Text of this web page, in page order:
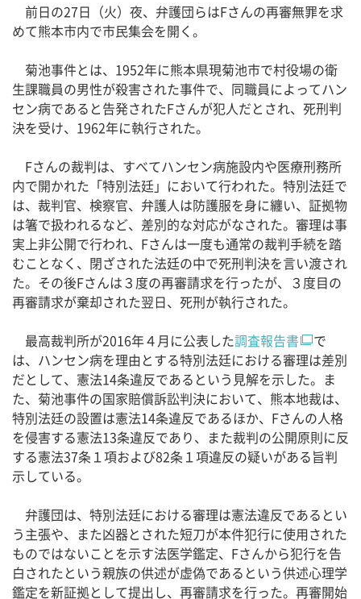
前日の27日（火）夜、弁護団らはFさんの再審無罪を求
めて熊本市内で市民集会を開く。
菊池事件とは、1952年に熊本県現菊池市で村役場の衛
生課職員の男性が殺害された事件で、同職員によってハン
セン病であると告発されたFさんが犯人だとされ、死刑判
決を受け、1962年に執行された。
Fさんの裁判は、すべてハンセン病施設内や医療刑務所
内で開かれた「特別法廷」において行われた。特別法廷で
は、裁判官、検察官、弁護人は防護服を身に纏い、証拠物
は箸で扱われるなど、差別的な対応がなされた。審理は事
実上非公開で行われ、Fさんは一度も通常の裁判手続を踏
むことなく、閉ざされた法廷の中で死刑判決を言い渡され
た。その後Fさんは３度の再審請求を行ったが、３度目の
再審請求が棄却された翌日、死刑が執行された。
最高裁判所が2016年４月に公表した調査報告書
で
は、ハンセン病を理由とする特別法廷における審理は差別
だとして、憲法14条違反であるという見解を示した。ま
た、菊池事件の国家賠償訴訟判決において、熊本地裁は、
特別法廷の設置は憲法14条違反であるほか、Fさんの人格
を侵害する憲法13条違反であり、また裁判の公開原則に反
する憲法37条１項および82条１項違反の疑いがある旨判
示している。
弁護団は、特別法廷における審理は憲法違反であるとい
う主張や、また凶器とされた短刀が本件犯行に使用された
ものではないことを示す法医学鑑定、Fさんから犯行を告
白されたという親族の供述が虚偽であるという供述心理学
鑑定を新証拠として提出し、再審請求を行った。再審開始